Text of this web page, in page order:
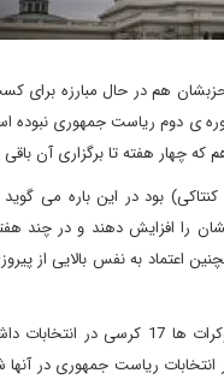
هم در حال مبارزه
ی دوم ریاست جمهوری نبوده
بود در این باره می
را افزایش دهند و در
در آن سال جمهوری خواهان باید فقط از 15
انتخابات ریاست جمهوری در